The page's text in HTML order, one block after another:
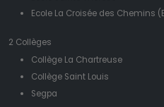
Ecole La Croisée des Chemins
2 Collèges
Collège La Chartreuse
Collège Saint Louis
Segpa